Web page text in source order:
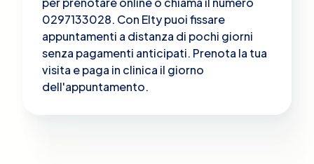
0297133028. Con Elty puoi fissare
appuntamenti a distanza di pochi giorni
senza pagamenti anticipati. Prenota la tua
visita e paga in clinica il giorno
dell'appuntamento.